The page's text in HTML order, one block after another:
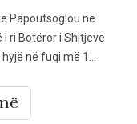
Papoutsoglou në
ri Botëror i Shitjeve
në fuqi më 1